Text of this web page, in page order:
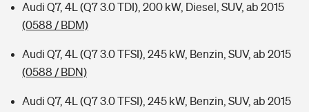
Audi Q7, 4L (Q7 3.0 TDI), 200 kW, Diesel, SUV, ab 2015
(0588 / BDM)
Audi Q7, 4L (Q7 3.0 TFSI), 245 kW, Benzin, SUV, ab 2015
(0588 / BDN)
Audi Q7, 4L (Q7 3.0 TFSI), 245 kW, Benzin, SUV, ab 2015